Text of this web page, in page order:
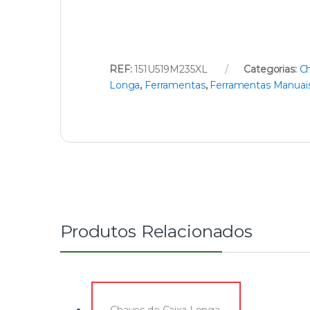
REF:151U519M235XL Categorias:
Longa, Ferramentas, Ferramentas
Produtos Relacionados